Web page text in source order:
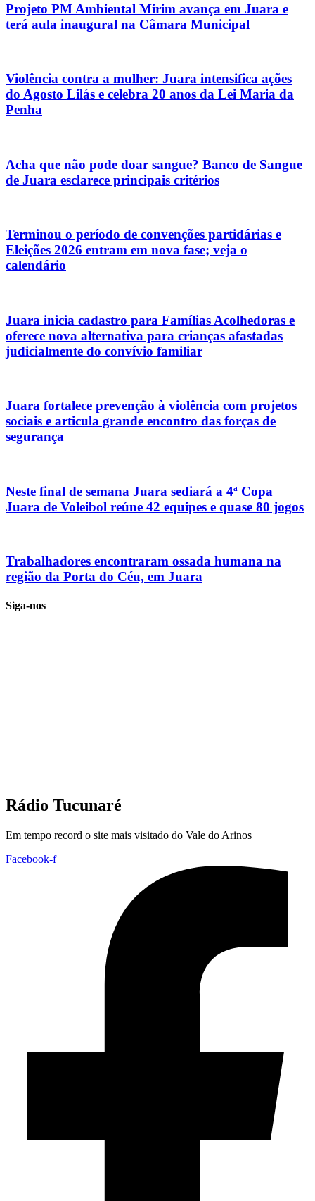
Projeto PM Ambiental Mirim avança em Juara e
terá aula inaugural na Câmara Municipal
Violência contra a mulher: Juara intensifica ações
do Agosto Lilás e celebra 20 anos da Lei Maria da
Penha
Acha que não pode doar sangue? Banco de Sangue
de Juara esclarece principais critérios
Terminou o período de convenções partidárias e
Eleições 2026 entram em nova fase; veja o
calendário
Juara inicia cadastro para Famílias Acolhedoras e
oferece nova alternativa para crianças afastadas
judicialmente do convívio familiar
Juara fortalece prevenção à violência com projetos
sociais e articula grande encontro das forças de
segurança
Neste final de semana Juara sediará a 4ª Copa
Juara de Voleibol reúne 42 equipes e quase 80 jogos
Trabalhadores encontraram ossada humana na
região da Porta do Céu, em Juara
Siga-nos
Rádio Tucunaré
Em tempo record o site mais visitado do Vale do Arinos
Facebook-f